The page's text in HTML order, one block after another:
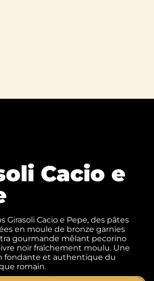
Cacio e
Girasoli Cacio e Pepe, des pâtes
en moule de bronze garnies
gourmande mêlant pecorino
noir fraîchement moulu. Une
fondante et authentique du
romain.